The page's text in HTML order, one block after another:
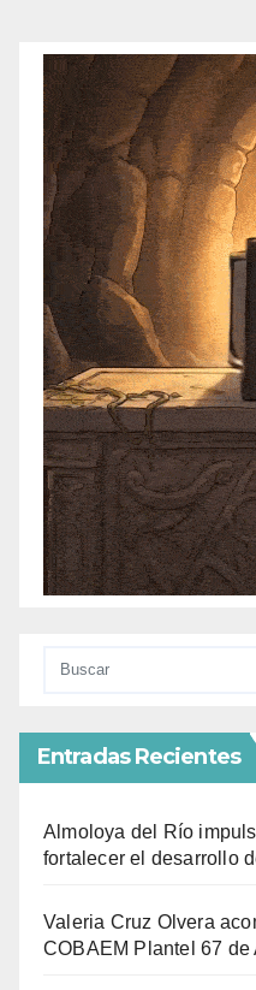
Entradas Recientes
Almoloya del Río
fortalecer el desarrollo
Valeria Cruz Olvera
COBAEM Plantel 67 de